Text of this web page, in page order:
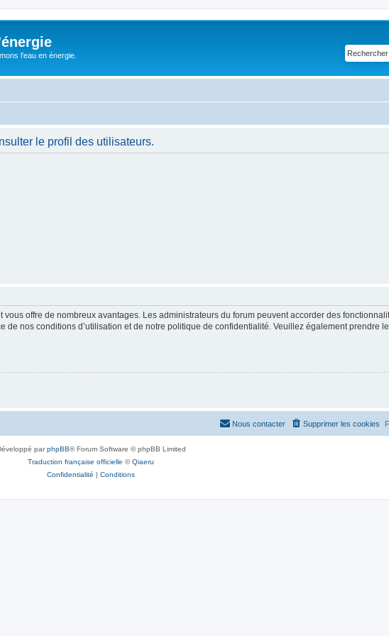
l'eau en énergie.
le profil des utilisateurs.
offre de nombreux avantages. Les administrateurs du forum peuvent accorder des
de nos conditions d’utilisation et de notre politique de confidentialité. Veuillez également prendre
Supprimer les cookies
Nous contacter
parphpBB® Forum Software © phpBB Limited
Traduction française officielle ©Qiaeru
Confidentialité | Conditions